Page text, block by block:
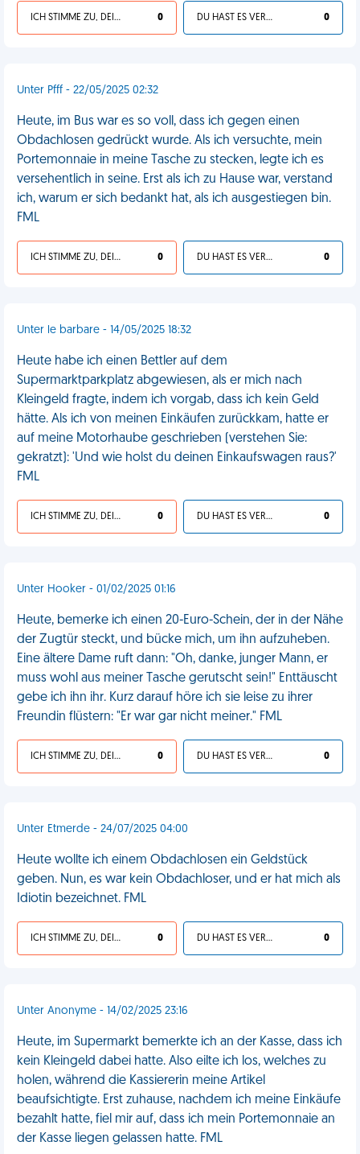
ICH STIMME ZU, DEIN LEBEN IST SCHEISSE 0 DU HAST ES VERDIENT 0
Unter Pfff - 22/05/2025 02:32
Heute, im Bus war es so voll, dass ich gegen einen
Obdachlosen gedrückt wurde. Als ich versuchte, mein
Portemonnaie in meine Tasche zu stecken, legte ich es
versehentlich in seine. Erst als ich zu Hause war, verstand
ich, warum er sich bedankt hat, als ich ausgestiegen bin.
FML
ICH STIMME ZU, DEIN LEBEN IST SCHEISSE 0 DU HAST ES VERDIENT 0
Unter le barbare - 14/05/2025 18:32
Heute habe ich einen Bettler auf dem
Supermarktparkplatz abgewiesen, als er mich nach
Kleingeld fragte, indem ich vorgab, dass ich kein Geld
hätte. Als ich von meinen Einkäufen zurückkam, hatte er
auf meine Motorhaube geschrieben (verstehen Sie:
gekratzt): 'Und wie holst du deinen Einkaufswagen raus?'
FML
ICH STIMME ZU, DEIN LEBEN IST SCHEISSE 0 DU HAST ES VERDIENT 0
Unter Hooker - 01/02/2025 01:16
Heute, bemerke ich einen 20-Euro-Schein, der in der Nähe
der Zugtür steckt, und bücke mich, um ihn aufzuheben.
Eine ältere Dame ruft dann: "Oh, danke, junger Mann, er
muss wohl aus meiner Tasche gerutscht sein!" Enttäuscht
gebe ich ihn ihr. Kurz darauf höre ich sie leise zu ihrer
Freundin flüstern: "Er war gar nicht meiner." FML
ICH STIMME ZU, DEIN LEBEN IST SCHEISSE 0 DU HAST ES VERDIENT 0
Unter Etmerde - 24/07/2025 04:00
Heute wollte ich einem Obdachlosen ein Geldstück
geben. Nun, es war kein Obdachloser, und er hat mich als
Idiotin bezeichnet. FML
ICH STIMME ZU, DEIN LEBEN IST SCHEISSE 0 DU HAST ES VERDIENT 0
Unter Anonyme - 14/02/2025 23:16
Heute, im Supermarkt bemerkte ich an der Kasse, dass ich
kein Kleingeld dabei hatte. Also eilte ich los, welches zu
holen, während die Kassiererin meine Artikel
beaufsichtigte. Erst zuhause, nachdem ich meine Einkäufe
bezahlt hatte, fiel mir auf, dass ich mein Portemonnaie an
der Kasse liegen gelassen hatte. FML